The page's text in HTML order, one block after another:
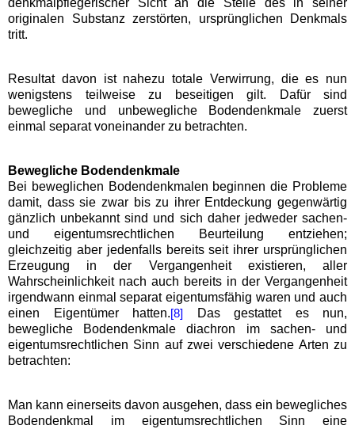
denkmalpflegerischer Sicht an die Stelle des in seiner
originalen Substanz zerstörten, ursprünglichen Denkmals
tritt.
Resultat davon ist nahezu totale Verwirrung, die es nun
wenigstens teilweise zu beseitigen gilt. Dafür sind
bewegliche und unbewegliche Bodendenkmale zuerst
einmal separat voneinander zu betrachten.
Bewegliche Bodendenkmale
Bei beweglichen Bodendenkmalen beginnen die Probleme
damit, dass sie zwar bis zu ihrer Entdeckung gegenwärtig
gänzlich unbekannt sind und sich daher jedweder sachen-
und eigentumsrechtlichen Beurteilung entziehen;
gleichzeitig aber jedenfalls bereits seit ihrer ursprünglichen
Erzeugung in der Vergangenheit existieren, aller
Wahrscheinlichkeit nach auch bereits in der Vergangenheit
irgendwann einmal separat eigentumsfähig waren und auch
einen Eigentümer hatten.[8]
Das gestattet es nun,
bewegliche Bodendenkmale diachron im sachen- und
eigentumsrechtlichen Sinn auf zwei verschiedene Arten zu
betrachten:
Man kann einerseits davon ausgehen, dass ein bewegliches
Bodendenkmal im eigentumsrechtlichen Sinn eine